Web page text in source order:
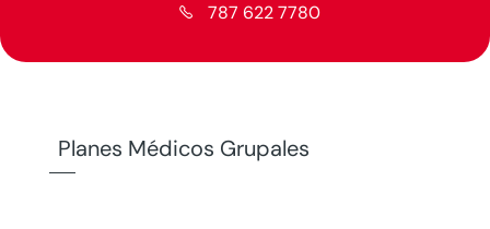
 787 622 7780
Planes Médicos Grupales